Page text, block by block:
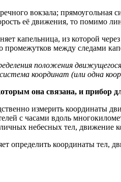
её движения, то помимо
капельница, из которой
промежутков между следами
положения
координат (или одна
она связана, и прибор
измерить координаты
с часами вдоль
небесных тел, движение
определить координаты тел,